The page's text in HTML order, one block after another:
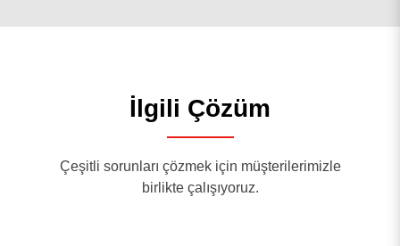
İlgili Çözüm
Çeşitli sorunları çözmek için müşterilerimizle
birlikte çalışıyoruz.